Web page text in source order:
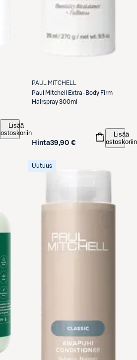
Lisää
ostoskoriin
PAUL MITCHELL
Paul Mitchell
Extra-Body Firm
Hairspray 300ml
Hinta39,90 €
Lisää
ostoskoriin
Uutuus